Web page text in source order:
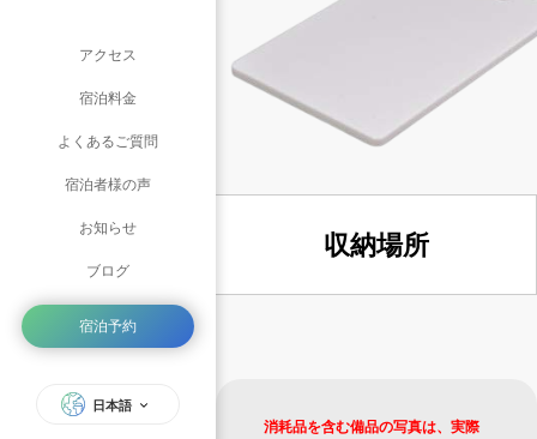
アクセス
宿泊料金
よくあるご質問
宿泊者様の声
お知らせ
ブログ
宿泊予約
日本語
収納場所
消耗品を含む備品の写真は、実際